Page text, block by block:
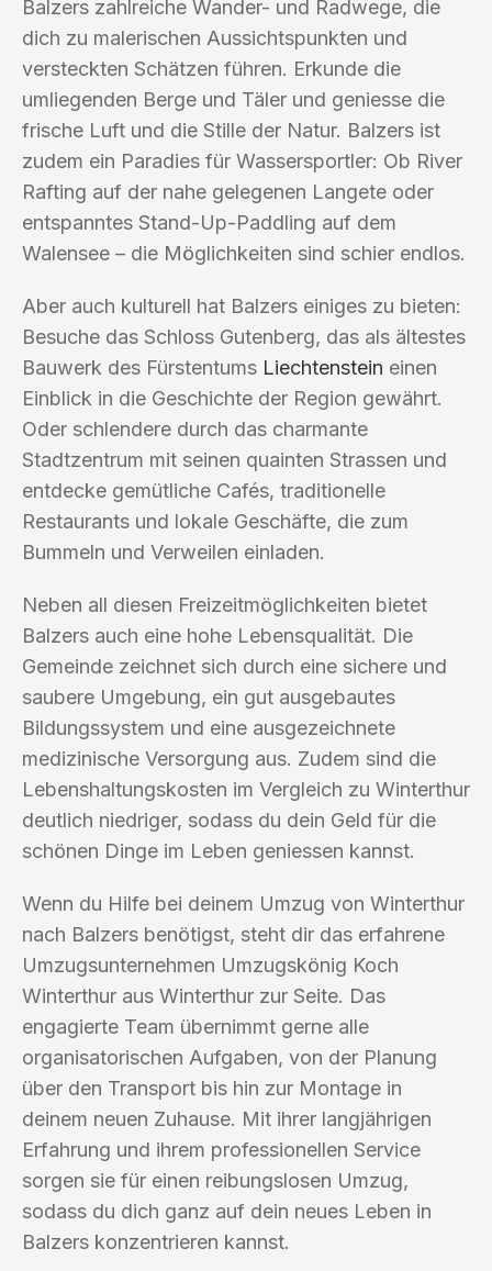
Balzers zahlreiche Wander- und Radwege, die
dich zu malerischen Aussichtspunkten und
versteckten Schätzen führen. Erkunde die
umliegenden Berge und Täler und geniesse die
frische Luft und die Stille der Natur. Balzers ist
zudem ein Paradies für Wassersportler: Ob River
Rafting auf der nahe gelegenen Langete oder
entspanntes Stand-Up-Paddling auf dem
Walensee – die Möglichkeiten sind schier endlos.
Aber auch kulturell hat Balzers einiges zu bieten:
Besuche das Schloss Gutenberg, das als ältestes
Bauwerk des Fürstentums Liechtenstein einen
Einblick in die Geschichte der Region gewährt.
Oder schlendere durch das charmante
Stadtzentrum mit seinen quainten Strassen und
entdecke gemütliche Cafés, traditionelle
Restaurants und lokale Geschäfte, die zum
Bummeln und Verweilen einladen.
Neben all diesen Freizeitmöglichkeiten bietet
Balzers auch eine hohe Lebensqualität. Die
Gemeinde zeichnet sich durch eine sichere und
saubere Umgebung, ein gut ausgebautes
Bildungssystem und eine ausgezeichnete
medizinische Versorgung aus. Zudem sind die
Lebenshaltungskosten im Vergleich zu Winterthur
deutlich niedriger, sodass du dein Geld für die
schönen Dinge im Leben geniessen kannst.
Wenn du Hilfe bei deinem Umzug von Winterthur
nach Balzers benötigst, steht dir das erfahrene
Umzugsunternehmen Umzugskönig Koch
Winterthur aus Winterthur zur Seite. Das
engagierte Team übernimmt gerne alle
organisatorischen Aufgaben, von der Planung
über den Transport bis hin zur Montage in
deinem neuen Zuhause. Mit ihrer langjährigen
Erfahrung und ihrem professionellen Service
sorgen sie für einen reibungslosen Umzug,
sodass du dich ganz auf dein neues Leben in
Balzers konzentrieren kannst.